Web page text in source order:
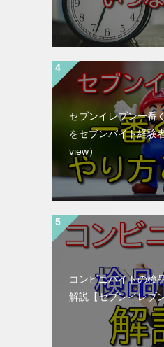
セブンイレブン一番
をセブンバイト経験
view）
コンビニバイトの検
解説【セブンイレブ